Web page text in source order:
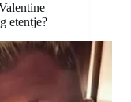
etentje?